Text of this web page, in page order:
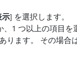
示] を選択します。
1 つ以上の項目を
ります。 その場合